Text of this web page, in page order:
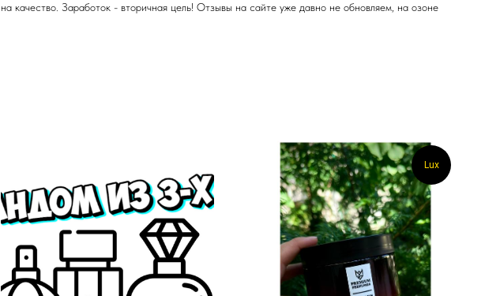
Заработок - вторичная цель! Отзывы на сайте уже давно не обновляем, на озоне
Lux